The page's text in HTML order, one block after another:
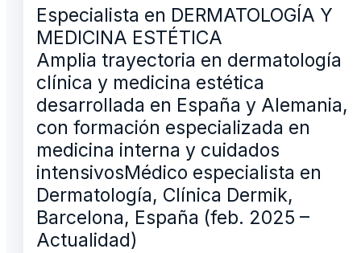
Especialista en DERMATOLOGÍA Y
MEDICINA ESTÉTICA
Amplia trayectoria en dermatología
clínica y medicina estética
desarrollada en España y Alemania,
con formación especializada en
medicina interna y cuidados
intensivosMédico especialista en
Dermatología, Clínica Dermik,
Barcelona, España (feb. 2025 –
Actualidad)